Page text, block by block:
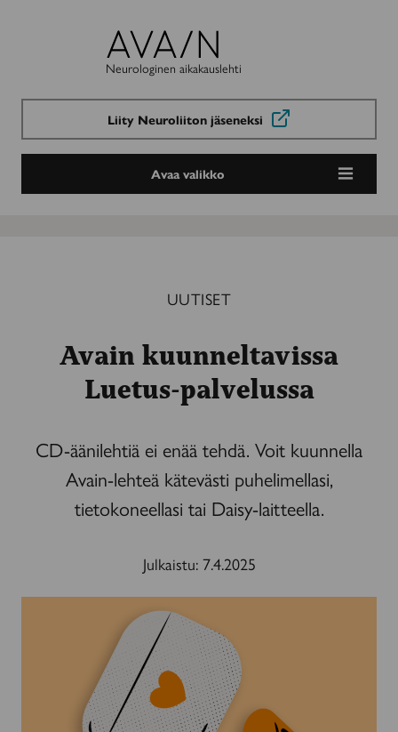
Avain-
lehti
Neurologinen aikakauslehti
Liity Neuroliiton jäseneksi
Avaa valikko
UUTISET
Avain kuunneltavissa
Luetus-palvelussa
CD-äänilehtiä ei enää tehdä. Voit kuunnella
Avain-lehteä kätevästi puhelimellasi,
tietokoneellasi tai Daisy-laitteella.
Julkaistu: 7.4.2025